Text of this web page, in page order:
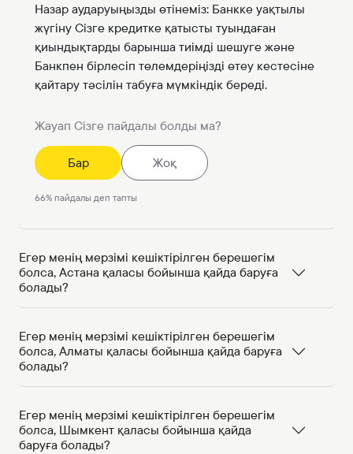
Назар аударуыңызды өтінеміз: Банкке уақтылы
жүгіну Сізге кредитке қатысты туындаған
қиындықтарды барынша тиімді шешуге және
Банкпен бірлесіп төлемдеріңізді өтеу кестесіне
қайтару тәсілін табуға мүмкіндік береді.
Жауап Сізге пайдалы болды ма?
Бар Жоқ
66%пайдалы деп тапты
Егер менің мерзімі кешіктірілген берешегім
болса, Астана қаласы бойынша қайда баруға
болады?
Егер менің мерзімі кешіктірілген берешегім
болса, Алматы қаласы бойынша қайда баруға
болады?
Егер менің мерзімі кешіктірілген берешегім
болса, Шымкент қаласы бойынша қайда
баруға болады?